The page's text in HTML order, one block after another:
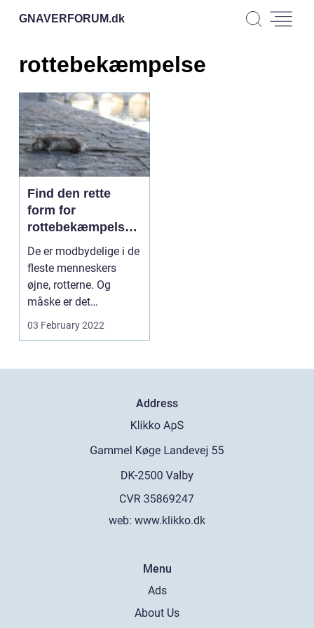
GNAVERFORUM.dk
rottebekæmpelse
Find den rette
form for
rottebekæmpelse
på Frederiksberg
De er modbydelige i de
fleste menneskers
øjne, rotterne. Og
måske er det
instinktivt, for disse
03 February 2022
Address
web: www.klikko.dk
Menu
Ads
About Us